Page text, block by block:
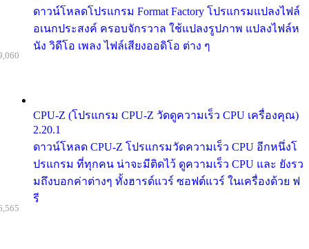
ดาวน์โหลดโปรแกรม Format Factory โปรแกรมแปลงไฟล์
อเนกประสงค์ ครอบจักรวาล ใช้แปลงรูปภาพ แปลงไฟล์ห
นัง วิดีโอ เพลง ไฟล์เสียงออดิโอ ต่าง ๆ
CPU-Z (โปรแกรม CPU-Z วัดดูความเร็ว CPU เครื่องคุณ)
2.20.1
ดาวน์โหลด CPU-Z โปรแกรมวัดความเร็ว CPU อีกหนึ่งโ
ปรแกรม ที่ทุกคน น่าจะมีติดไว้ ดูความเร็ว CPU และ ยังรว
มถึงบอกค่าต่างๆ ทั้งฮารด์แวร์ ซอฟต์แวร์ ในเครื่องด้วย ฟ
รี